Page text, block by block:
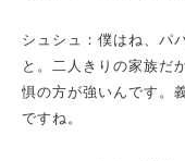
シュシュ：僕はね、パ
と。二人きりの家族だ
惧の方が強いんです。
ですね。